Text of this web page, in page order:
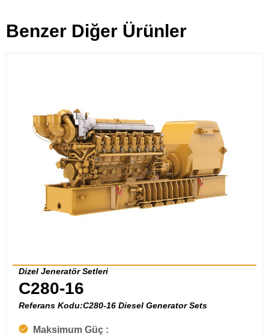
Benzer Diğer Ürünler
Dizel Jeneratör Setleri
C280-16
Referans Kodu:C280-16 Diesel Generator Sets
Maksimum Güç :